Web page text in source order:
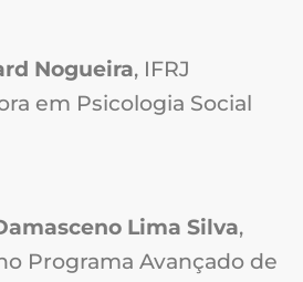
Nogueira, IFRJ
em Psicologia Social
Lima Silva,
Programa Avançado de